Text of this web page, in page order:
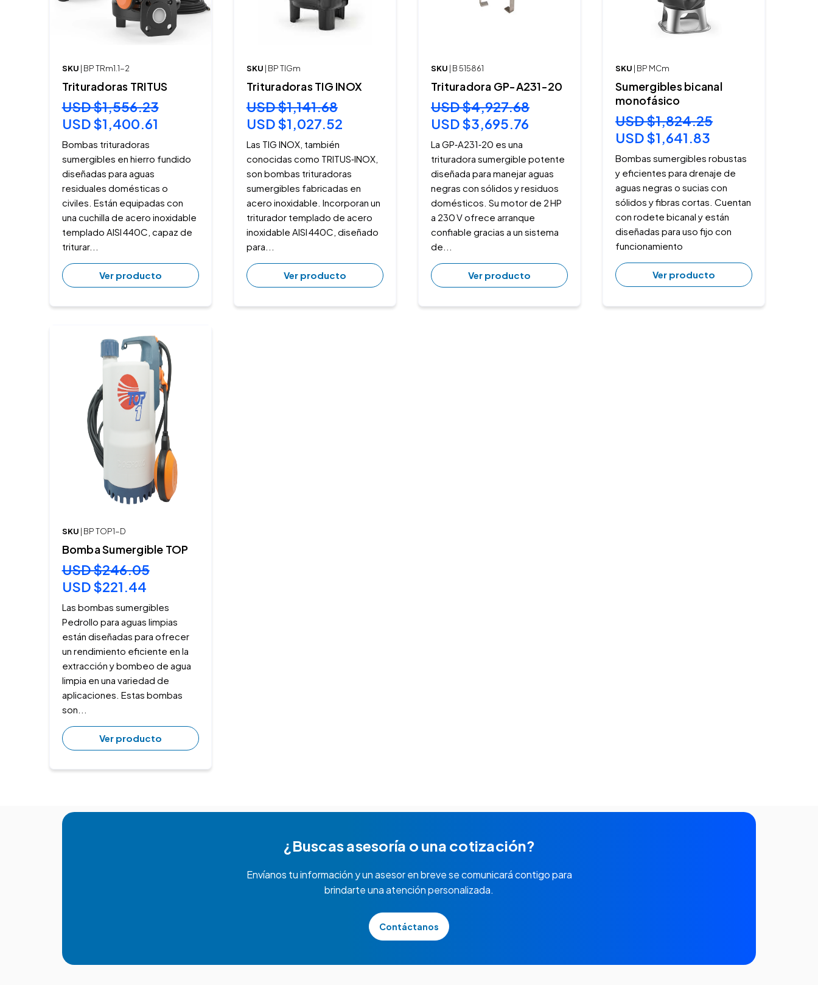
SKU | BP TRm1.1-2
Trituradoras TRITUS
USD $1,556.23
USD $1,400.61
Bombas trituradoras
sumergibles en hierro fundido
diseñadas para aguas
residuales domésticas o
civiles. Están equipadas con
una cuchilla de acero inoxidable
templado AISI 440C, capaz de
triturar...
Ver producto
SKU | BP TIGm
Trituradoras TIG INOX
USD $1,141.68
USD $1,027.52
Las TIG INOX, también
conocidas como TRITUS‑INOX,
son bombas trituradoras
sumergibles fabricadas en
acero inoxidable. Incorporan un
triturador templado de acero
inoxidable AISI 440C, diseñado
para...
Ver producto
SKU | B 515861
Trituradora GP-A231-20
USD $4,927.68
USD $3,695.76
La GP‑A231‑20 es una
trituradora sumergible potente
diseñada para manejar aguas
negras con sólidos y residuos
domésticos. Su motor de 2 HP
a 230 V ofrece arranque
confiable gracias a un sistema
de...
Ver producto
SKU | BP MCm
Sumergibles bicanal
monofásico
USD $1,824.25
USD $1,641.83
Bombas sumergibles robustas
y eficientes para drenaje de
aguas negras o sucias con
sólidos y fibras cortas. Cuentan
con rodete bicanal y están
diseñadas para uso fijo con
funcionamiento
Ver producto
SKU | BP TOP1-D
Bomba Sumergible TOP
USD $246.05
USD $221.44
Las bombas sumergibles
Pedrollo para aguas limpias
están diseñadas para ofrecer
un rendimiento eficiente en la
extracción y bombeo de agua
limpia en una variedad de
aplicaciones. Estas bombas
son...
Ver producto
¿Buscas asesoría o una cotización?
Envíanos tu información y un asesor en breve se comunicará contigo para
brindarte una atención personalizada.
Contáctanos